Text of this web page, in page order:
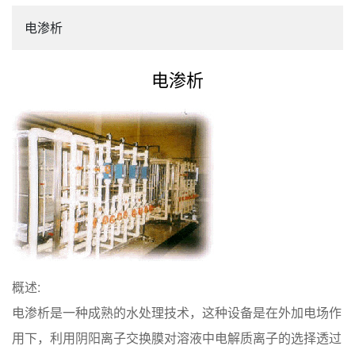
电渗析
电渗析
概述:
电渗析是一种成熟的水处理技术，这种设备是在外加电场作
用下，利用阴阳离子交换膜对溶液中电解质离子的选择透过